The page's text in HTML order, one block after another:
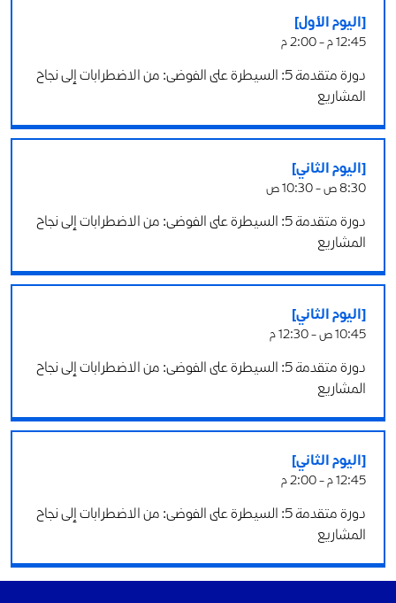
[اليوم الأول]
12:45 م - 2:00 م
دورة متقدمة 5: السيطرة على الفوضى: من الاضطرابات إلى نجاح
المشاريع
[اليوم الثاني]
8:30 ص - 10:30 ص
دورة متقدمة 5: السيطرة على الفوضى: من الاضطرابات إلى نجاح
المشاريع
[اليوم الثاني]
10:45 ص - 12:30 م
دورة متقدمة 5: السيطرة على الفوضى: من الاضطرابات إلى نجاح
المشاريع
[اليوم الثاني]
12:45 م - 2:00 م
دورة متقدمة 5: السيطرة على الفوضى: من الاضطرابات إلى نجاح
المشاريع